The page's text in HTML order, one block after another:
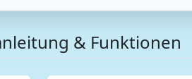
& Funktionen